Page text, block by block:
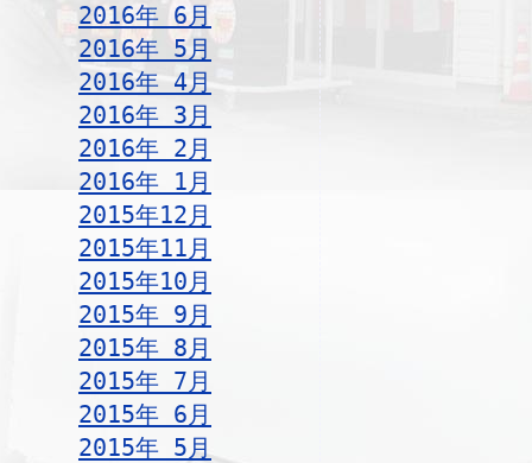
2016年 6月
2016年 5月
2016年 4月
2016年 3月
2016年 2月
2016年 1月
2015年12月
2015年11月
2015年10月
2015年 9月
2015年 8月
2015年 7月
2015年 6月
2015年 5月